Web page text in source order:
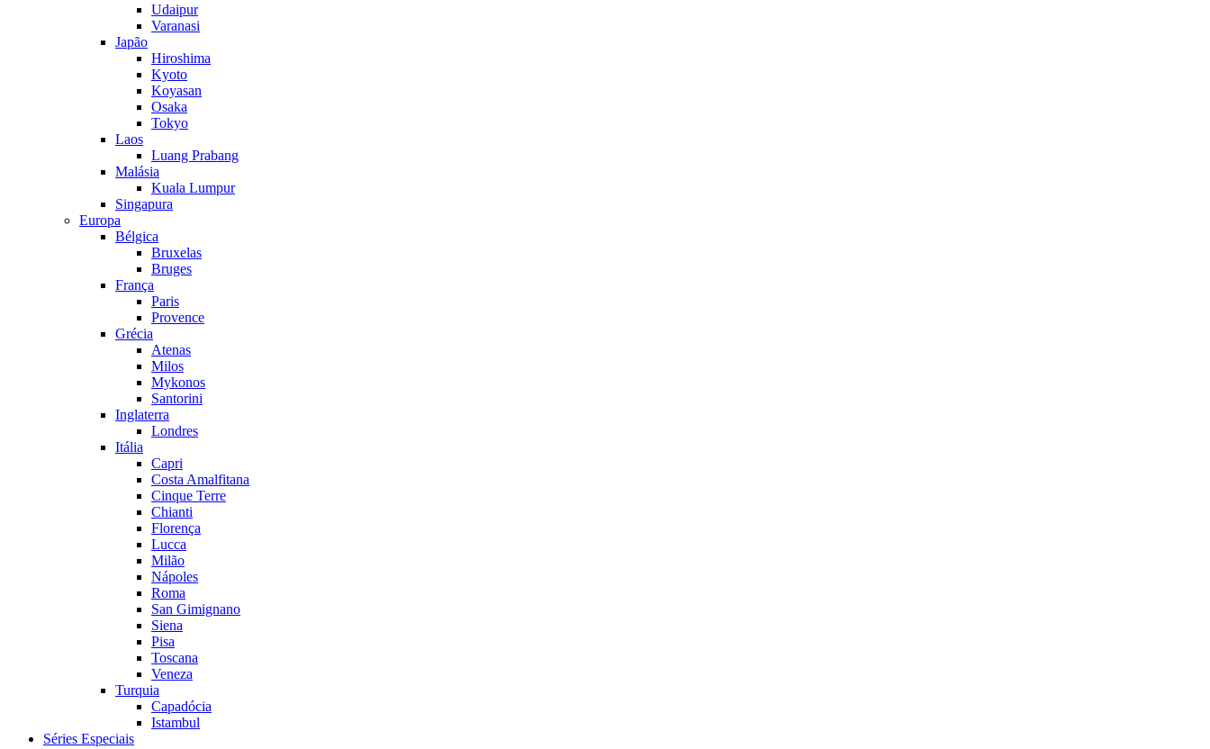
Udaipur
Varanasi
Japão
Hiroshima
Kyoto
Koyasan
Osaka
Tokyo
Laos
Luang Prabang
Malásia
Kuala Lumpur
Singapura
Europa
Bélgica
Bruxelas
Bruges
França
Paris
Provence
Grécia
Atenas
Milos
Mykonos
Santorini
Inglaterra
Londres
Itália
Capri
Costa Amalfitana
Cinque Terre
Chianti
Florença
Lucca
Milão
Nápoles
Roma
San Gimignano
Siena
Pisa
Toscana
Veneza
Turquia
Capadócia
Istambul
Séries Especiais